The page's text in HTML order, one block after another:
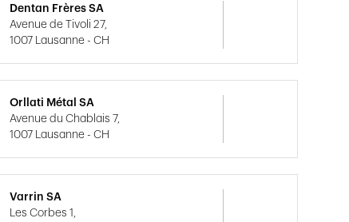
Dentan Frères SA
Avenue de Tivoli 27,
1007 Lausanne - CH
Orllati Métal SA
Avenue du Chablais 7,
1007 Lausanne - CH
Varrin SA
Les Corbes 1,